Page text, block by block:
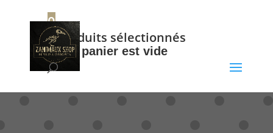
0
0Produits sélectionnés
Votre panier est vide